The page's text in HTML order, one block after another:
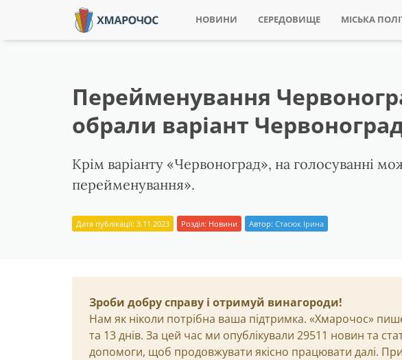
НОВИНИ СЕРЕДОВИЩЕ МІСЬКА
Перейменування
обрали варіант
Крім варіанту «Червоноград», на голосуванні
перейменування».
Дата публікації: 3.11.2023 Розділ: Новини Автор: Стасюк Ірина
Зроби добру справу і отримуй винагороди!
Нам як ніколи потрібна ваша підтримка. «Хмарочос»
та 13 днів. За цей час ми опублікували 29511 новин та
допомоги, щоб продовжувати якісно працювати далі.